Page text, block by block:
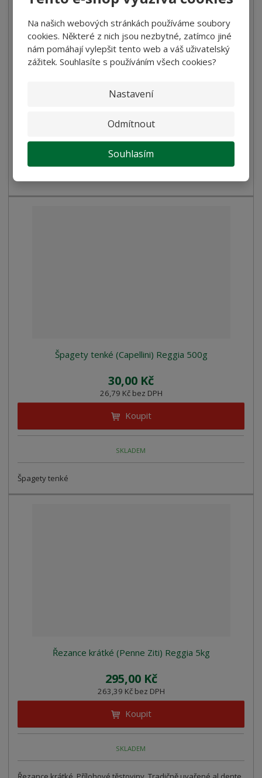
Na našich webových stránkách používáme soubory
cookies. Některé z nich jsou nezbytné, zatímco jiné
nám pomáhají vylepšit tento web a váš uživatelský
zážitek. Souhlasíte s používáním všech cookies?
Nastavení
Odmítnout
Souhlasím
Trubky (Rigatoni) Reggia 500g
30,00 Kč
Koupit
SKLADEM
Špagety tenké (Capellini) Reggia 500g
30,00 Kč
26,79 Kč bez DPH
Koupit
SKLADEM
Špagety tenké
Řezance krátké (Penne Ziti) Reggia 5kg
295,00 Kč
263,39 Kč bez DPH
Koupit
SKLADEM